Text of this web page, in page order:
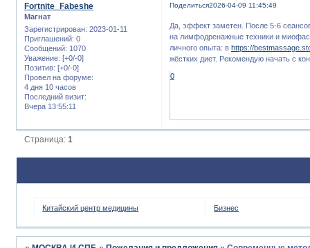
Поделиться2026-04-09 11:45:49
Fortnite_Fabeshe
Магнат
Зарегистрирован: 2023-01-11
Приглашений: 0
Сообщений: 1070
Уважение: [+0/-0]
Позитив: [+0/-0]
Провел на форуме:
4 дня 10 часов
Последний визит:
Вчера 13:55:11
Да, эффект заметен. После 5-6
на лимфодренажные техники и
личного опыта: в https://
жёстких диет. Рекомендую начать с
0
Страница:1
Китайский центр медицины Бизнес